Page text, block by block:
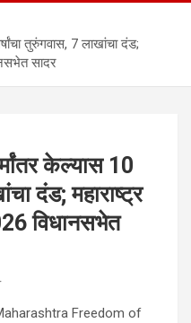
तुरुंगवास, 7 लाखांचा दंड;
सादर
केल्यास 10
दंड; महाराष्ट्र
विधानसभेत
(Maharashtra Freedom of